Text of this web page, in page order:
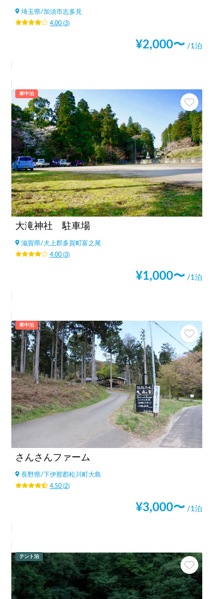
埼玉県/加須市志多見
4.00(3)
¥2,000〜 /1泊
車中泊
大滝神社 駐車場
滋賀県/犬上郡多賀町富之尾
4.00(3)
¥1,000〜 /1泊
車中泊
さんさんファーム
長野県/下伊那郡松川町大島
4.50(2)
¥3,000〜 /1泊
テント泊